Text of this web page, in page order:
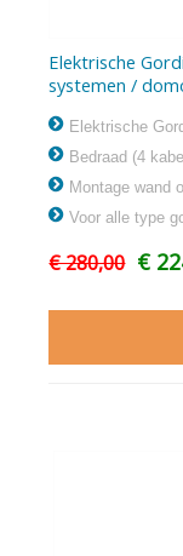
Elektrische
systemen /
Elektrische
Bedraad (4
Montage wand
Voor alle type
€ 280,00 €